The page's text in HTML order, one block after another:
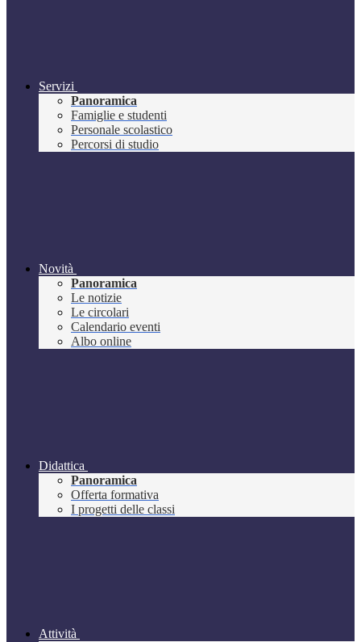
Servizi
Panoramica
Famiglie e studenti
Personale scolastico
Percorsi di studio
Novità
Panoramica
Le notizie
Le circolari
Calendario eventi
Albo online
Didattica
Panoramica
Offerta formativa
I progetti delle classi
Attività